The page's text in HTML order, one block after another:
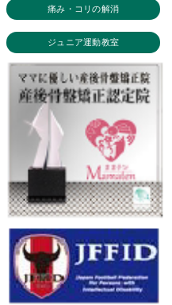
痛み・コリの解消
ジュニア運動教室